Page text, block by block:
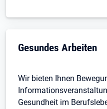
Gesundes Arbeiten
Wir bieten Ihnen
Gesundheit im